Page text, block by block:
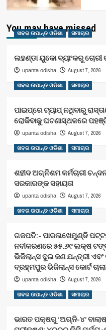
You may have missed
ଖବର ଉପାନ୍ତ ଓଡିଶା ସମାଚାର
ଲହଣ୍ଡା ୟୁକୋ ବ୍ୟାଂକରୁ
upanta odisha August 7, 2026
ଖବର ଉପାନ୍ତ ଓଡିଶା ସମାଚାର
ପାଇପ୍‌ରେ ଟ୍ୟାପ୍‌ ନଥିବାରୁ
ରୋକିବାକୁ ଘଟଣାସ୍ଥଳରେ
upanta odisha August 7, 2026
ଖବର ଉପାନ୍ତ ଓଡିଶା ସମାଚାର
ଶହୀଦ ଅଗ୍ନିଶମ କର୍ମଚାରୀ
ସରକାରଙ୍କ ସହାୟତା
upanta odisha August 7, 2026
ଖବର ଉପାନ୍ତ ଓଡିଶା ସମାଚାର
ଗଜପତି:- ପାରଳାଖେମୁଣ୍ଡି
ନବୀକରଣରେ ୫୫.୬୯ ଲକ୍ଷ
ଭିଜିଲାନ୍ସ ଦୁଇ ଜଣ ଯନ୍ତ୍ରୀ
ବ୍ରହ୍ମପୁର ଭିଜିଲାନ୍ସ କୋର୍ଟ
upanta odisha August 7, 2026
ଖବର ଉପାନ୍ତ ଓଡିଶା ସମାଚାର
ଭାରତ ପକ୍ଷରୁ ‘ଅଗ୍ନି-୪’